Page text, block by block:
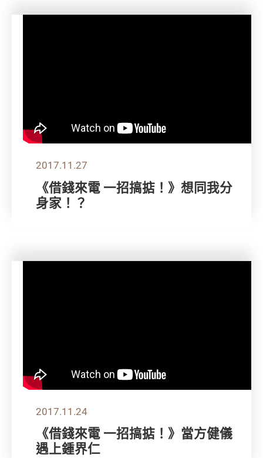
2017.11.27
《借錢來電 一招搞掂！》想同我分
身家！？
2017.11.24
《借錢來電 一招搞掂！》當方健儀
遇上鍾界仁